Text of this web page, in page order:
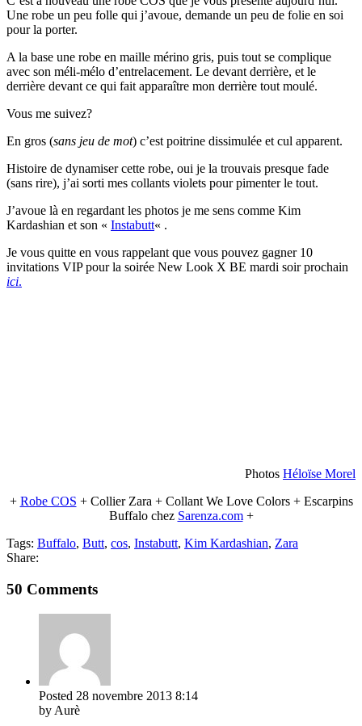
Une robe un peu folle qui j’avoue, demande un peu de folie en soi
pour la porter.
A la base une robe en maille mérino gris, puis tout se complique
avec son méli-mélo d’entrelacement. Le devant derrière, et le
derrière devant ce qui fait apparaître mon derrière tout moulé.
Vous me suivez?
En gros (sans jeu de mot) c’est poitrine dissimulée et cul apparent.
Histoire de dynamiser cette robe, oui je la trouvais presque fade
(sans rire), j’ai sorti mes collants violets pour pimenter le tout.
J’avoue là en regardant les photos je me sens comme Kim
Kardashian et son « Instabutt« .
Je vous quitte en vous rappelant que vous pouvez gagner 10
invitations VIP pour la soirée New Look X BE mardi soir prochain
ici.
Photos Héloïse Morel
+ Robe COS + Collier Zara + Collant We Love Colors + Escarpins
Buffalo chez Sarenza.com+
Tags: Buffalo, Butt, cos, Instabutt, Kim Kardashian, Zara
Share:
50 Comments
Posted 28 novembre 2013 8:14
by Aurè